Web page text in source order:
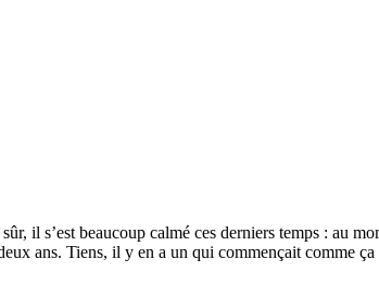
il s’est beaucoup calmé ces derniers temps : au
ans. Tiens, il y en a un qui commençait comme ça